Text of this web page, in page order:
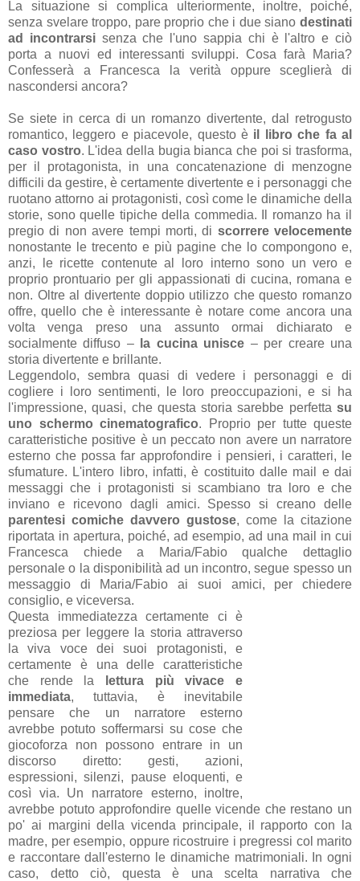
La situazione si complica ulteriormente, inoltre, poiché,
senza svelare troppo, pare proprio che i due siano destinati
ad incontrarsi senza che l'uno sappia chi è l'altro e ciò
porta a nuovi ed interessanti sviluppi. Cosa farà Maria?
Confesserà a Francesca la verità oppure sceglierà di
nascondersi ancora?
Se siete in cerca di un romanzo divertente, dal retrogusto
romantico, leggero e piacevole, questo è il libro che fa al
caso vostro. L'idea della bugia bianca che poi si trasforma,
per il protagonista, in una concatenazione di menzogne
difficili da gestire, è certamente divertente e i personaggi che
ruotano attorno ai protagonisti, così come le dinamiche della
storie, sono quelle tipiche della commedia. Il romanzo ha il
pregio di non avere tempi morti, di scorrere velocemente
nonostante le trecento e più pagine che lo compongono e,
anzi, le ricette contenute al loro interno sono un vero e
proprio prontuario per gli appassionati di cucina, romana e
non. Oltre al divertente doppio utilizzo che questo romanzo
offre, quello che è interessante è notare come ancora una
volta venga preso una assunto ormai dichiarato e
socialmente diffuso –la cucina unisce – per creare una
storia divertente e brillante.
Leggendolo, sembra quasi di vedere i personaggi e di
cogliere i loro sentimenti, le loro preoccupazioni, e si ha
l'impressione, quasi, che questa storia sarebbe perfetta su
uno schermo cinematografico. Proprio per tutte queste
caratteristiche positive è un peccato non avere un narratore
esterno che possa far approfondire i pensieri, i caratteri, le
sfumature. L'intero libro, infatti, è costituito dalle mail e dai
messaggi che i protagonisti si scambiano tra loro e che
inviano e ricevono dagli amici. Spesso si creano delle
parentesi comiche davvero gustose, come la citazione
riportata in apertura, poiché, ad esempio, ad una mail in cui
Francesca chiede a Maria/Fabio qualche dettaglio
personale o la disponibilità ad un incontro, segue spesso un
messaggio di Maria/Fabio ai suoi amici, per chiedere
consiglio, e viceversa.
Questa immediatezza certamente ci è
preziosa per leggere la storia attraverso
la viva voce dei suoi protagonisti, e
certamente è una delle caratteristiche
che rende la
lettura più vivace e
immediata, tuttavia, è inevitabile
pensare che un narratore esterno
avrebbe potuto soffermarsi su cose che
giocoforza non possono entrare in un
discorso diretto: gesti, azioni,
espressioni, silenzi, pause eloquenti, e
così via. Un narratore esterno, inoltre,
avrebbe potuto approfondire quelle vicende che restano un
po' ai margini della vicenda principale, il rapporto con la
madre, per esempio, oppure ricostruire i pregressi col marito
e raccontare dall'esterno le dinamiche matrimoniali. In ogni
caso, detto ciò, questa è una scelta narrativa che